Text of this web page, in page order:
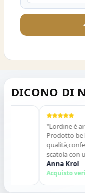
DICONO DI
"Lordine è
Prodotto
scatola con
allinterno.
consiglio
prossima!"
Anna Krol
Acquisto